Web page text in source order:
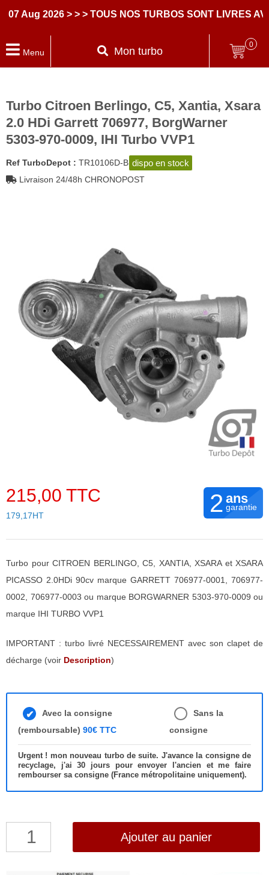
2026 > > > TOUS NOS TURBOS SONT LIVRES AVEC
Menu Mon turbo
0
Turbo Citroen Berlingo, C5, Xantia, Xsara
2.0 HDi Garrett 706977, BorgWarner
5303-970-0009, IHI Turbo VVP1
Ref TurboDepot : TR10106D-B dispo en stock
Livraison 24/48h CHRONOPOST
215,00 TTC
179,17HT 2 ans
garantie
Turbo pour CITROEN BERLINGO, C5, XANTIA, XSARA et XSARA
PICASSO 2.0HDi 90cv marque GARRETT 706977-0001, 706977-
0002, 706977-0003 ou marque BORGWARNER 5303-970-0009 ou
marque IHI TURBO VVP1
IMPORTANT : turbo livré NECESSAIREMENT avec son clapet de
décharge (voir Description)
Avec la consigne
(remboursable) 90€ TTC
Sans la
consigne
Urgent ! mon nouveau turbo de suite. J'avance la consigne de
recyclage, j'ai 30 jours pour envoyer l'ancien et me faire
rembourser sa consigne (France métropolitaine uniquement).
quantité
Ajouter au panier